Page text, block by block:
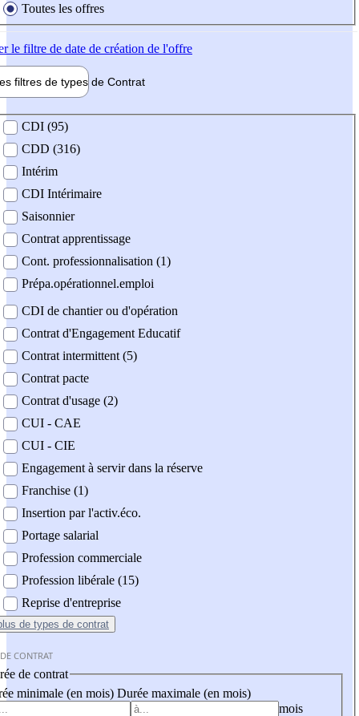
Toutes les offres
le filtre de date de création de l'offre
filtres de types de Contrat
contrat
CDI (95)
CDD (316)
Intérim
CDI Intérimaire
Saisonnier
Contrat apprentissage
Cont. professionnalisation (1)
Prépa.opérationnel.emploi
CDI de chantier ou d'opération
Contrat d'Engagement Educatif
Contrat intermittent (5)
Contrat pacte
Contrat d'usage (2)
CUI - CAE
CUI - CIE
Engagement à servir dans la réserve
Franchise (1)
Insertion par l'activ.éco.
Portage salarial
Profession commerciale
Profession libérale (15)
Reprise d'entreprise
de types de contrat
CONTRAT
de contrat
minimale (en mois) Durée maximale (en mois)
mois